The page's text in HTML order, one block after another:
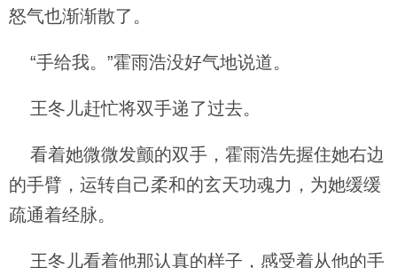
怒气也渐渐散了。
“手给我。”霍雨浩没好气地说道。
王冬儿赶忙将双手递了过去。
看着她微微发颤的双手，霍雨浩先握住她右边
的手臂，运转自己柔和的玄天功魂力，为她缓缓
疏通着经脉。
王冬儿看着他那认真的样子，感受着从他的手